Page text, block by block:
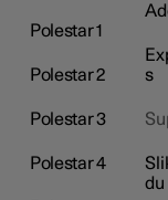
Polestar 1
Polestar 2
Polestar 3
Polestar 4
s
du